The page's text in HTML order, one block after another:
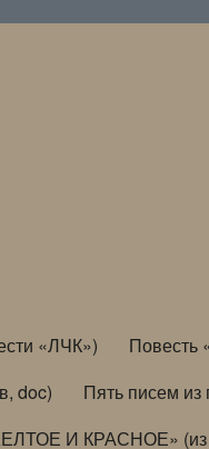
«ЛЧК») Повесть
doc) Пять писем
И КРАСНОЕ» (из